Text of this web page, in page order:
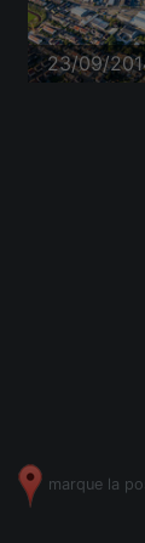
23/09/
marque la